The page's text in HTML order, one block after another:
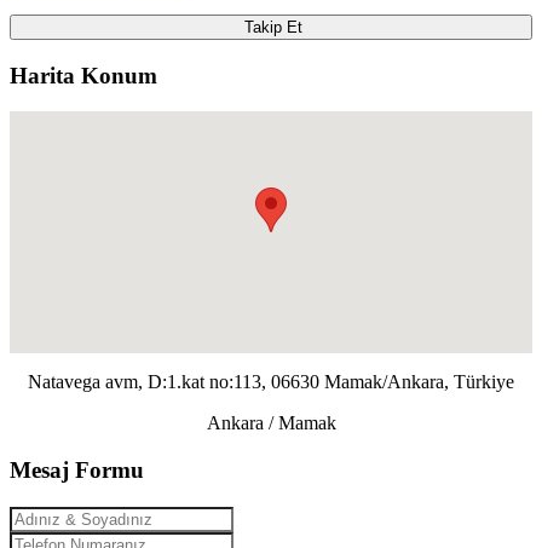
Takip Et
Harita Konum
Natavega avm, D:1.kat no:113, 06630 Mamak/Ankara, Türkiye
Ankara / Mamak
Mesaj Formu